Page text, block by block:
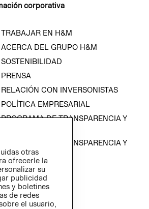
corporativa
TRABAJAR EN H&M
ACERCA DEL GRUPO H&M
SOSTENIBILIDAD
PRENSA
RELACIÓN CON INVERSONISTAS
POLÍTICA EMPRESARIAL
PROGRAMA DE TRANSPARENCIA Y
PROGRAMA DE TRANSPARENCIA Y
ÉTICA (INGLÉS)
otras
ofrecerle la
su
publicidad
y boletines
de redes
el usuario,